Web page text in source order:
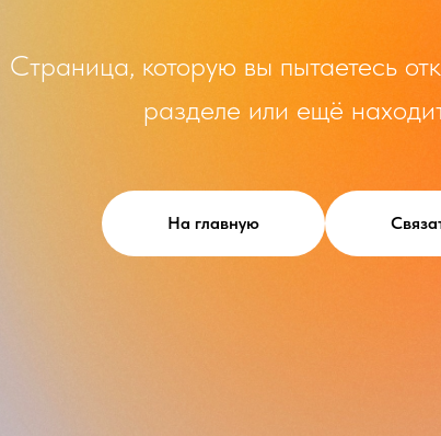
Страница, которую вы пытаетесь
разделе или ещё
На главную